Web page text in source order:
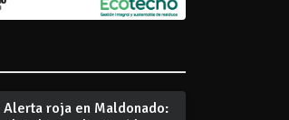
Alerta roja en Maldonado: